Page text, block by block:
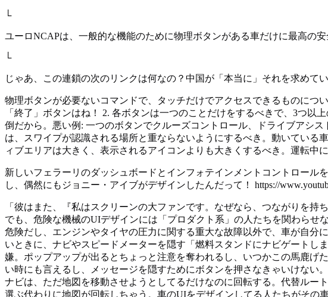
└
ユーロNCAPは、一般的な機能のために物理ボタンがある車だけに最高の
└
じゃあ、この連鎖の次のリンクは何なの？中国が「本当に」それを求めて
物理ボタンが必要ないコマンドで、タッチだけでアクセスできるものにつ
「終了」ボタンはね！ 2. 各ボタンは一つのことだけをするべきで、3つ
倒だから。悪い例: 一つのボタンでクルーズコントロール、ドライブアシ
は、スワイプが認識される場所と重ならないようにするべき。動いてい
ィブエリアは大きく、表示されるアイコンよりも大きくするべき。運転中
新しいフェラーリのダッシュボードとインフォテインメントコントロール
し、偶然にもジョニー・アイブがデザインしたんだって！ https://
「彼はまた、『私はスクリーンの大ファンです。なぜなら、つながりを
でも、危険な機械のUIデザインには「プロダクト系」の人たちを関わら
危険だし、エンジンやタイヤの圧力に関する重大な故障以外で、車が自
いときに、ナビやスピードメーターを隠す「燃料スタンドにナビゲート
嫌。ポップアップが出るとちょっと注意を奪われるし、いつかこの馬鹿
い時にも言えるし、メッセージを隠すためにボタンを押さなきゃいけない
ナビは、ただ地図を移動させようとしてるだけなのに回転する。代替ル
選ぶ代わりに地図が回転しちゃう。車のUIをデザインしてる人たちがその